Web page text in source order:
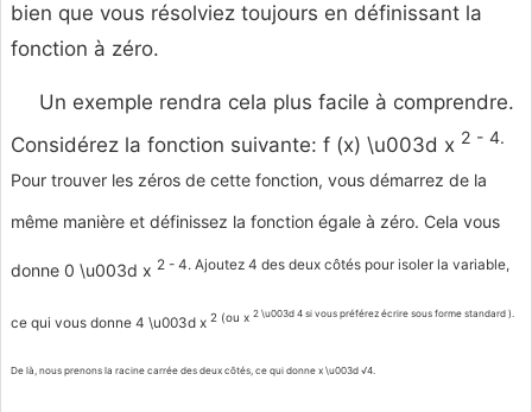
bien que vous résolviez toujours en définissant la
fonction à zéro.
Un exemple rendra cela plus facile à comprendre.
Considérez la fonction suivante: f (x) \u003d x 2 - 4.
Pour trouver les zéros de cette fonction, vous démarrez de la
même manière et définissez la fonction égale à zéro. Cela vous
donne 0 \u003d x 2 - 4. Ajoutez 4 des deux côtés pour isoler la variable,
ce qui vous donne 4 \u003d x 2 (ou x 2 \u003d 4 si vous préférez écrire sous forme standard ).
De là, nous prenons la racine carrée des deux côtés, ce qui donne x \u003d √4.